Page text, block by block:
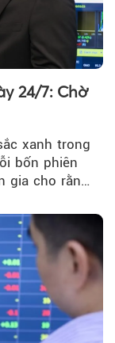
24/7: Chờ
xanh trong
bốn phiên
gia cho rằng